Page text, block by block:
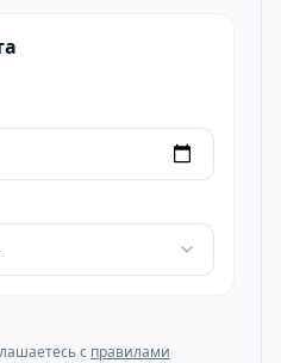
с правилами